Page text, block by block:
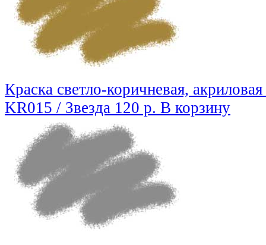
Краска светло-коричневая,
KR015 / Звезда 120 р. В корзину